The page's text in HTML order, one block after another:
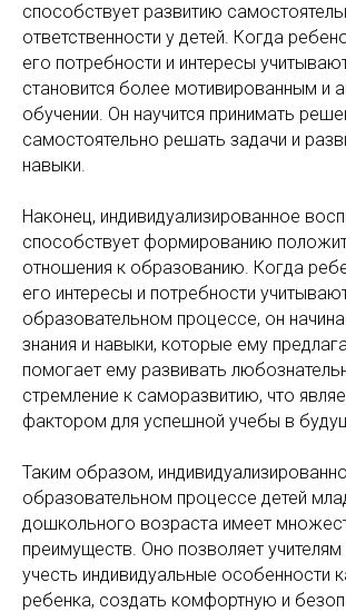
способствует развитию
ответственности у детей. Когда
его потребности и интересы
становится более мотивированным и
обучении. Он научится принимать
самостоятельно решать задачи и
навыки.
Наконец, индивидуализированное
способствует формированию
отношения к образованию. Когда
его интересы и потребности
образовательном процессе, он
знания и навыки, которые ему
помогает ему развивать
стремление к саморазвитию, что
фактором для успешной учебы в
Таким образом,
образовательном процессе детей
дошкольного возраста имеет
преимуществ. Оно позволяет
учесть индивидуальные особенности
ребенка, создать комфортную и